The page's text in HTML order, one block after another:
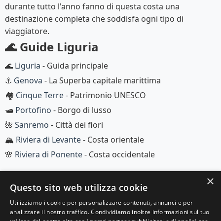
durante tutto l'anno fanno di questa costa una
destinazione completa che soddisfa ogni tipo di
viaggiatore.
🌊 Guide Liguria
🌊 Liguria - Guida principale
⚓ Genova - La Superba capitale marittima
🏘️ Cinque Terre- Patrimonio UNESCO
🛥️ Portofino - Borgo di lusso
🌺 Sanremo - Città dei fiori
🏔️ Riviera di Levante- Costa orientale
🌸 Riviera di Ponente- Costa occidentale
© 2025 Viaggi e Racconti. Tutti i diritti riservati.
×
Questo sito web utilizza cookie
Utilizziamo i cookie per personalizzare contenuti, annunci e per
analizzare il nostro traffico. Condividiamo inoltre informazioni sul tuo